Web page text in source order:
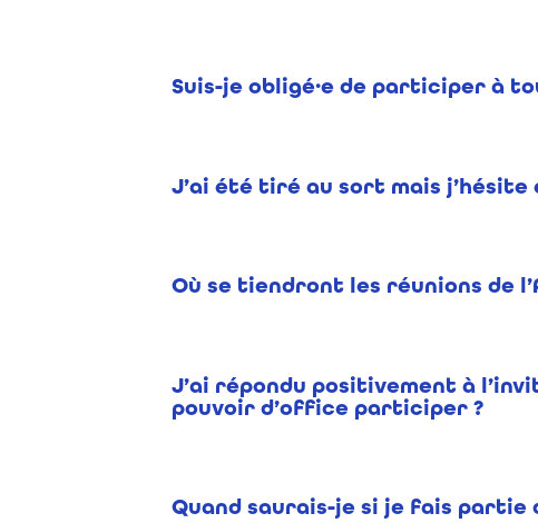
Suis-je obligé·e de participer à
J’ai été tiré au sort mais
Où se tiendront les réunions de
J’ai répondu positivement à
pouvoir d’office participer ?
Quand saurais-je si je fais partie